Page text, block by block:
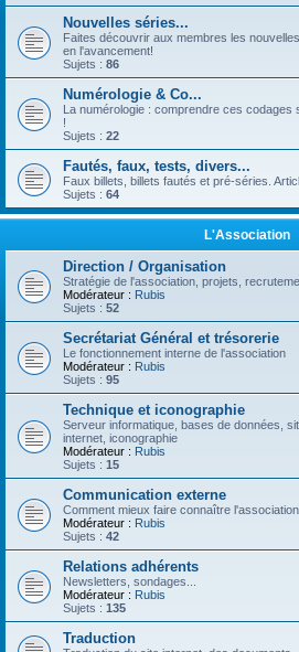
Nouvelles séries...
Faites découvrir aux membres les
en l'avancement!
Sujets : 86
Numérologie & Co...
La numérologie : comprendre ces
!
Sujets : 22
Fautés, faux, tests, divers...
Faux billets, billets fautés et pré-séries.
Sujets : 64
L'Association
Direction / Organisation
Stratégie de l'association, projets,
Modérateur : Rubis
Sujets : 52
Secrétariat Général et trésorerie
Le fonctionnement interne de l'association
Modérateur : Rubis
Sujets : 95
Technique et iconographie
Serveur informatique, bases de données,
internet, iconographie
Modérateur : Rubis
Sujets : 15
Communication externe
Comment mieux faire connaître l'association
Modérateur : Rubis
Sujets : 42
Relations adhérents
Newsletters, sondages...
Modérateur : Rubis
Sujets : 135
Traduction